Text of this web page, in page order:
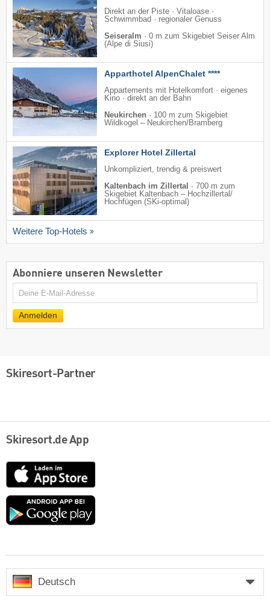
Direkt an der Piste · Vitaloase ·
Schwimmbad · regionaler Genuss
Seiseralm · 0 m zum Skigebiet Seiser Alm
(Alpe di Siusi)
Apparthotel AlpenChalet ****
Appartements mit Hotelkomfort · eigenes
Kino · direkt an der Bahn
Neukirchen · 100 m zum Skigebiet
Wildkogel – Neukirchen/​Bramberg
Explorer Hotel Zillertal
Unkompliziert, trendig & preiswert
Kaltenbach im Zillertal
· 700 m zum
Skigebiet Kaltenbach – Hochzillertal/​
Hochfügen (SKi-optimal)
Weitere Top-Hotels
Abonniere unseren Newsletter
E-
Anmelden
Skiresort-Partner
Skiresort.de App
App
Store
Google
Deutsch